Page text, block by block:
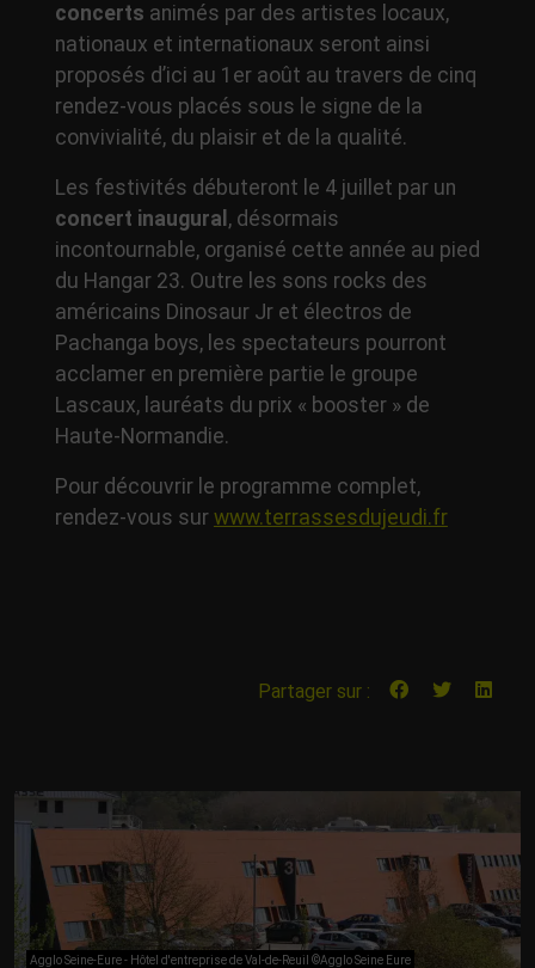
concerts animés par des artistes locaux,
nationaux et internationaux seront ainsi
proposés d’ici au 1er août au travers de cinq
rendez-vous placés sous le signe de la
convivialité, du plaisir et de la qualité.
Les festivités débuteront le 4 juillet par un
concert inaugural , désormais
incontournable, organisé cette année au pied
du Hangar 23. Outre les sons rocks des
américains Dinosaur Jr et électros de
Pachanga boys, les spectateurs pourront
acclamer en première partie le groupe
Lascaux, lauréats du prix « booster » de
Haute-Normandie.
Pour découvrir le programme complet,
rendez-vous sur www.terrassesdujeudi.fr
Partager sur :
Agglo Seine-Eure - Hôtel d'entreprise de Val-de-Reuil ©Agglo Seine Eure